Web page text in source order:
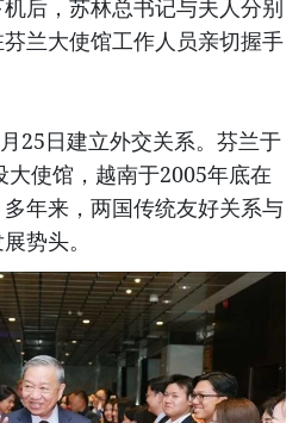
后，苏林总书记与夫人分别
兰大使馆工作人员亲切握手
25日建立外交关系。芬兰于
使馆，越南于2005年底在
年来，两国传统友好关系与
势头。